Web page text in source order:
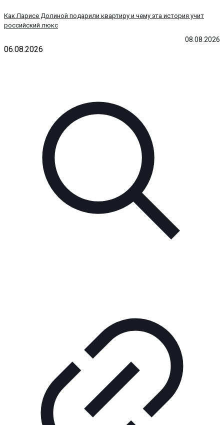
08.08.2026
Как Ларисе Долиной подарили квартиру и чему эта история учит
российский люкс
06.08.2026